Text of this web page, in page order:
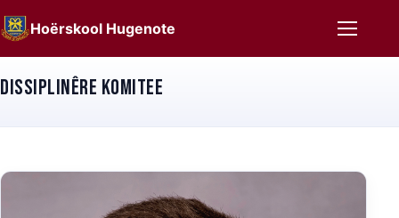
Hoërskool Hugenote
Dissiplinêre Komitee